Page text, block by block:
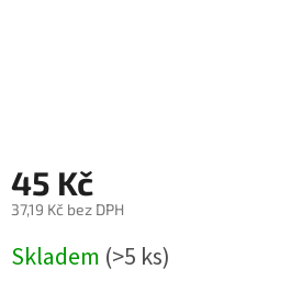
45 Kč
37,19 Kč bez DPH
cena:
Skladem (>5 ks)